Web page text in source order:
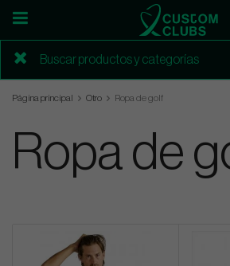
Página principal Otro Ropa de golf
Ropa de